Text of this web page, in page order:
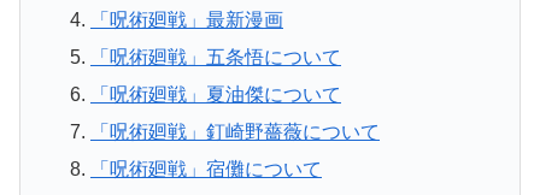
「呪術廻戦」最新漫画
「呪術廻戦」五条悟について
「呪術廻戦」夏油傑について
「呪術廻戦」釘崎野薔薇について
「呪術廻戦」宿儺について